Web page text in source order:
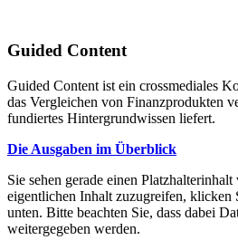
Guided Content
Guided Content ist ein crossmediales
das Vergleichen von Finanzprodukten
fundiertes Hintergrundwissen liefert.
Die Ausgaben im Überblick
Sie sehen gerade einen Platzhalterinhalt
eigentlichen Inhalt zuzugreifen, klicken
unten. Bitte beachten Sie, dass dabei
weitergegeben werden.